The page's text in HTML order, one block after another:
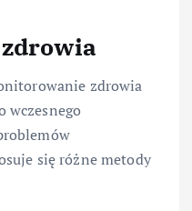
zdrowia
wczesnego
się różne metody